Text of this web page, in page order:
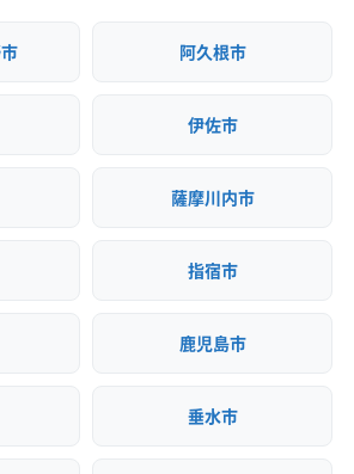
阿久根市
伊佐市
薩摩川内市
指宿市
鹿児島市
垂水市